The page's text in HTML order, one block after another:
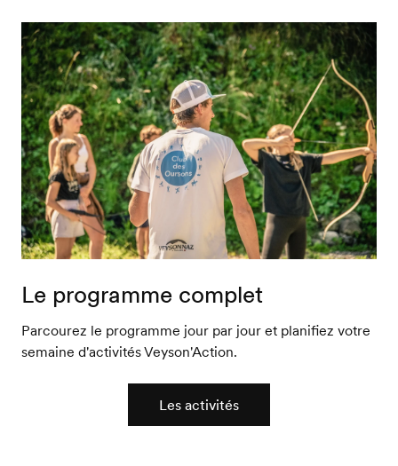
Le programme complet
Parcourez le programme jour par jour et planifiez votre
semaine d'activités Veyson'Action.
Les activités